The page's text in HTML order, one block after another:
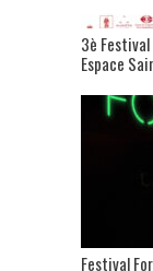
3è
Espace
Festival